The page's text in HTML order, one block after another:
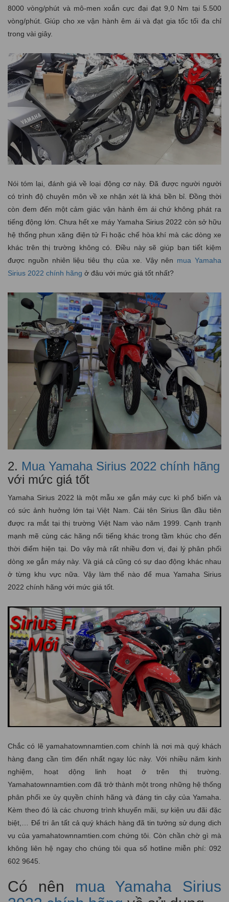
8000 vòng/phút và mô-men xoắn cực đại đạt 9,0 Nm tại 5.500
vòng/phút. Giúp cho xe vận hành êm ái và đạt gia tốc tối đa chỉ
trong vài giây.
Nói tóm lại, đánh giá về loại động cơ này. Đã được người người
có trình độ chuyên môn về xe nhận xét là khá bền bỉ. Đồng thời
còn đem đến một cảm giác vận hành êm ái chứ không phát ra
tiếng động lớn. Chưa hết xe máy Yamaha Sirius 2022 còn sở hữu
hệ thống phun xăng điện tử Fi hoặc chế hòa khí mà các dòng xe
khác trên thị trường không có. Điều này sẽ giúp bạn tiết kiệm
được nguồn nhiên liệu tiêu thụ của xe. Vậy nên mua Yamaha
Sirius 2022 chính hãng ở đâu với mức giá tốt nhất?
2. Mua Yamaha Sirius 2022 chính hãng
với mức giá tốt
Yamaha Sirius 2022 là một mẫu xe gắn máy cực kì phổ biến và
có sức ảnh hưởng lớn tại Việt Nam. Cái tên Sirius lần đầu tiên
được ra mắt tại thị trường Việt Nam vào năm 1999. Cạnh trạnh
mạnh mẽ cùng các hãng nổi tiếng khác trong tầm khúc cho đến
thời điểm hiện tại. Do vậy mà rất nhiều đơn vị, đại lý phân phối
dòng xe gắn máy này. Và giá cả cũng có sự dao động khác nhau
ở từng khu vực nữa. Vậy làm thế nào để mua Yamaha Sirius
2022 chính hãng với mức giá tốt.
Chắc có lẽ yamahatownnamtien.com chính là nơi mà quý khách
hàng đang cần tìm đến nhất ngay lúc này. Với nhiều năm kinh
nghiệm, hoạt dộng linh hoạt ở trên thị trường.
Yamahatownnamtien.com đã trở thành một trong những hệ thống
phân phối xe ủy quyền chính hãng và đáng tin cậy của Yamaha.
Kèm theo đó là các chương trình khuyến mãi, sự kiện ưu đãi đặc
biệt,… Để tri ân tất cả quý khách hàng đã tin tưởng sử dụng dịch
vụ của yamahatownnamtien.com chứng tôi. Còn chần chờ gì mà
không liên hệ ngay cho chúng tôi qua số hotline miễn phí: 092
602 9645.
Có nên mua Yamaha Sirius